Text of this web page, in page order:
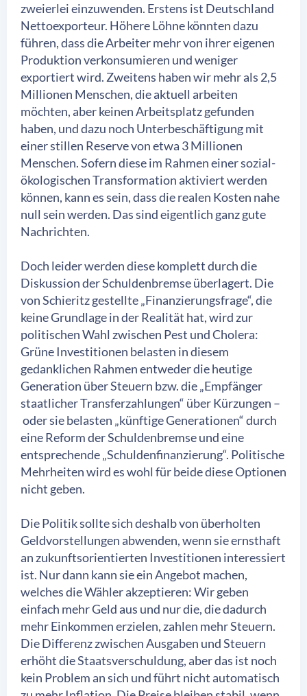
zweierlei einzuwenden. Erstens ist Deutschland
Nettoexporteur. Höhere Löhne könnten dazu
führen, dass die Arbeiter mehr von ihrer eigenen
Produktion verkonsumieren und weniger
exportiert wird. Zweitens haben wir mehr als 2,5
Millionen Menschen, die aktuell arbeiten
möchten, aber keinen Arbeitsplatz gefunden
haben, und dazu noch Unterbeschäftigung mit
einer stillen Reserve von etwa 3 Millionen
Menschen. Sofern diese im Rahmen einer sozial-
ökologischen Transformation aktiviert werden
können, kann es sein, dass die realen Kosten nahe
null sein werden. Das sind eigentlich ganz gute
Nachrichten.
Doch leider werden diese komplett durch die
Diskussion der Schuldenbremse überlagert. Die
von Schieritz gestellte „Finanzierungsfrage“, die
keine Grundlage in der Realität hat, wird zur
politischen Wahl zwischen Pest und Cholera:
Grüne Investitionen belasten in diesem
gedanklichen Rahmen entweder die heutige
Generation über Steuern bzw. die „Empfänger
staatlicher Transferzahlungen“ über Kürzungen –
oder sie belasten „künftige Generationen“ durch
eine Reform der Schuldenbremse und eine
entsprechende „Schuldenfinanzierung“. Politische
Mehrheiten wird es wohl für beide diese Optionen
nicht geben.
Die Politik sollte sich deshalb von überholten
Geldvorstellungen abwenden, wenn sie ernsthaft
an zukunftsorientierten Investitionen interessiert
ist. Nur dann kann sie ein Angebot machen,
welches die Wähler akzeptieren: Wir geben
einfach mehr Geld aus und nur die, die dadurch
mehr Einkommen erzielen, zahlen mehr Steuern.
Die Differenz zwischen Ausgaben und Steuern
erhöht die Staatsverschuldung, aber das ist noch
kein Problem an sich und führt nicht automatisch